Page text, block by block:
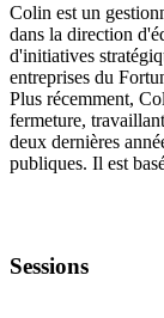
Colin est un
dans la direction
d'initiatives
entreprises du
Plus récemment,
fermeture,
deux dernières
publiques. Il est
Sessions